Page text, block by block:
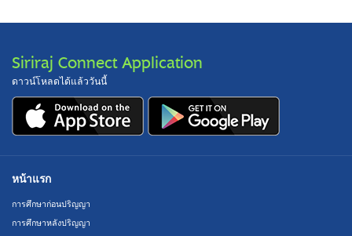
Siriraj Connect Application
ดาวน์โหลดได้แล้ววันนี้
หน้าแรก
การศึกษาก่อนปริญญา
การศึกษาหลังปริญญา